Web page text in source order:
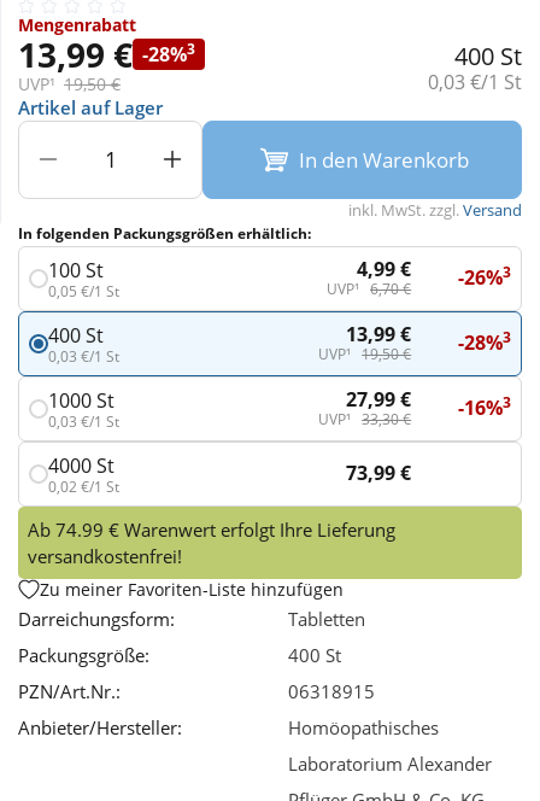
Sport & Fitness
Wellness
Mengenrabatt
13,99 € -28%3
UVP¹ 19,50 €
400 St
Grundpreis:
0,03 €/1 St
Artikel auf Lager
In den Warenkorb
inkl. MwSt. zzgl.Versand
In folgenden Packungsgrößen erhältlich:
100 St
0,05 €/1 St
4,99 €
UVP¹ 6,70 € -26%3
400 St
0,03 €/1 St
13,99 €
UVP¹ 19,50 € -28%3
1000 St
0,03 €/1 St
27,99 €
UVP¹ 33,30 € -16%3
4000 St
0,02 €/1 St 73,99 €
Ab 74.99 € Warenwert erfolgt Ihre Lieferung
versandkostenfrei!
Zu meiner Favoriten-Liste hinzufügen
Darreichungsform:
Tabletten
Packungsgröße:
400 St
PZN/Art.Nr.:
06318915
Anbieter/Hersteller:
Homöopathisches
Laboratorium Alexander